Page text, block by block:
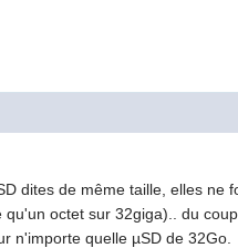
dites de même taille, elles
octet sur 32giga).. du
n'importe quelle µSD de 32Go.